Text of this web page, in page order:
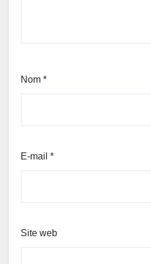
Nom *
E-mail *
Site web